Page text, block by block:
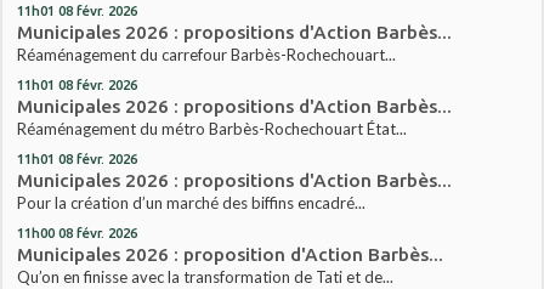
11h01 08 févr. 2026
Municipales 2026 : propositions d'Action Barbès...
Réaménagement du carrefour Barbès-Rochechouart...
11h01 08 févr. 2026
Municipales 2026 : propositions d'Action Barbès...
Réaménagement du métro Barbès-Rochechouart État...
11h01 08 févr. 2026
Municipales 2026 : propositions d'Action Barbès...
Pour la création d’un marché des biffins encadré...
11h00 08 févr. 2026
Municipales 2026 : proposition d'Action Barbès...
Qu’on en finisse avec la transformation de Tati et de...